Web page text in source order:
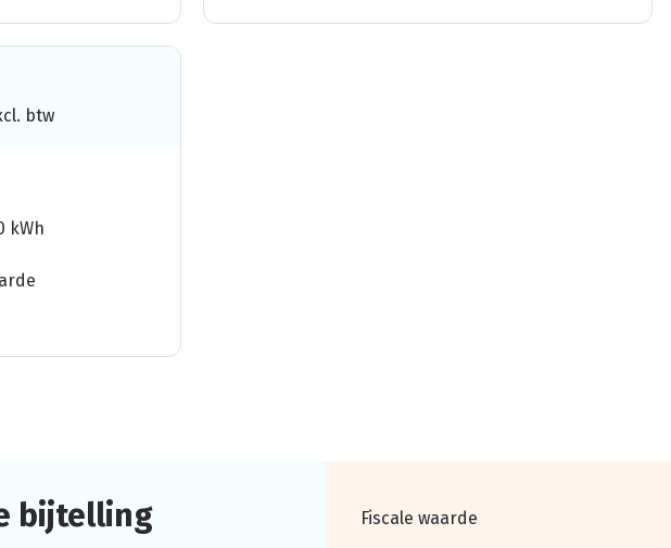
btw
kWh
bijtelling Fiscale waarde